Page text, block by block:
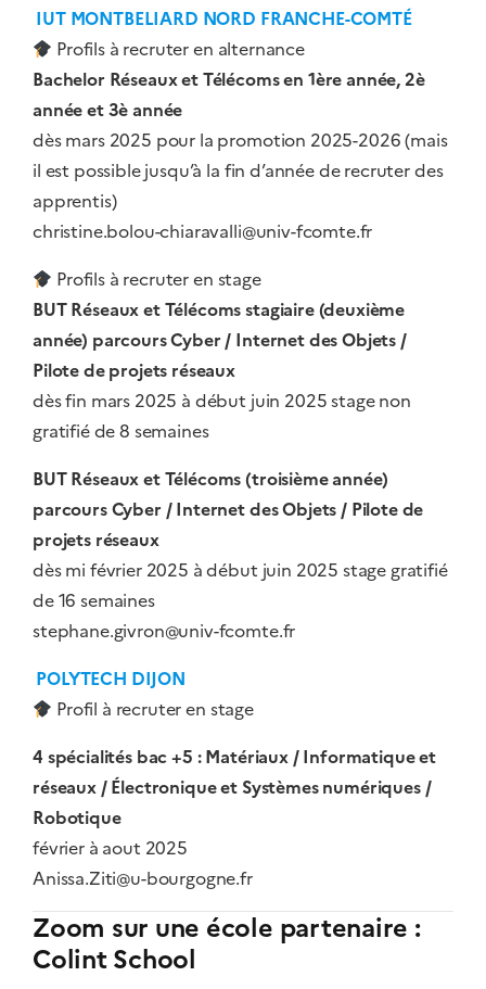
IUT MONTBELIARD NORD FRANCHE-COMTÉ
Profils à recruter en alternance
Bachelor Réseaux et Télécoms en 1ère année, 2è
année et 3è année
dès mars 2025 pour la promotion 2025-2026 (mais
il est possible jusqu’à la fin d’année de recruter des
apprentis)
christine.bolou-chiaravalli@univ-fcomte.fr
Profils à recruter en stage
BUT Réseaux et Télécoms stagiaire (deuxième
année) parcours Cyber / Internet des Objets /
Pilote de projets réseaux
dès fin mars 2025 à début juin 2025 stage non
gratifié de 8 semaines
BUT Réseaux et Télécoms (troisième année)
parcours Cyber / Internet des Objets / Pilote de
projets réseaux
dès mi février 2025 à début juin 2025 stage gratifié
de 16 semaines
stephane.givron@univ-fcomte.fr
POLYTECH DIJON
Profil à recruter en stage
4 spécialités bac +5 : Matériaux / Informatique et
réseaux / Électronique et Systèmes numériques /
Robotique
février à aout 2025
Anissa.Ziti@u-bourgogne.fr
Zoom sur une école partenaire :
Colint School